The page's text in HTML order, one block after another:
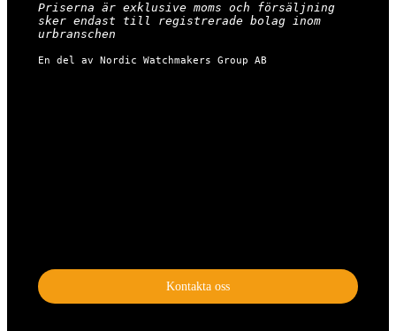
Priserna är exklusive moms och försäljning
sker endast till registrerade bolag inom
urbranschen
En del av Nordic Watchmakers Group AB
Kontakta oss